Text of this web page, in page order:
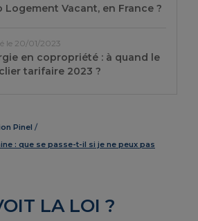
Pinel
: que se passe-t-il si je ne peux pas
LA LOI ?
Logement Vacant, en France ?
le 20/01/2023
en copropriété : à quand le
tarifaire 2023 ?